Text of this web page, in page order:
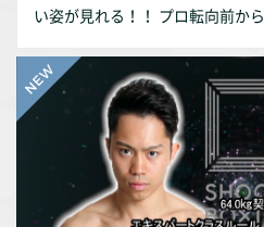
い姿が見れる！！ プロ転向前か
シング絶対女王”RENA選手に、
ある「投げ」を教わり、 さらに
ビュー、マススパーリングを収
映像、是非お求めください！！ （禁止事項） ※個人で楽しむ
以外、無許諾で頒布、販売、譲
等することはできません。 ※上
が損害を被った場合、当社は法